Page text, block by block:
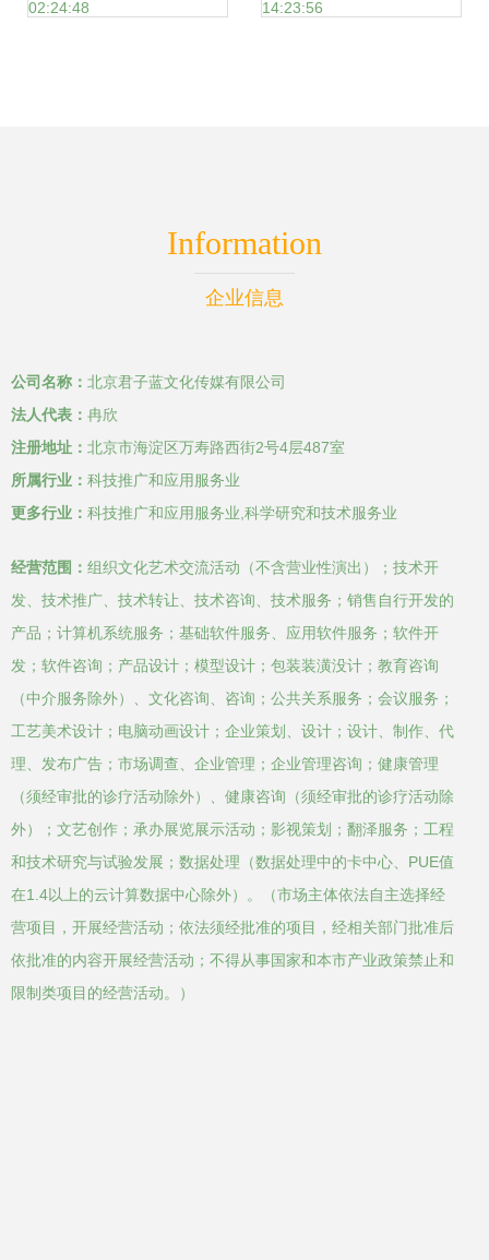
02:24:48 14:23:56
Information
企业信息
公司名称： 北京君子蓝文化传媒有限公司
法人代表： 冉欣
注册地址： 北京市海淀区万寿路西街2号4层487室
所属行业： 科技推广和应用服务业
更多行业： 科技推广和应用服务业,科学研究和技术服务业
经营范围： 组织文化艺术交流活动（不含营业性演出）；技术开
发、技术推广、技术转让、技术咨询、技术服务；销售自行开发的
产品；计算机系统服务；基础软件服务、应用软件服务；软件开
发；软件咨询；产品设计；模型设计；包装装潢没计；教育咨询
（中介服务除外）、文化咨询、咨询；公共关系服务；会议服务；
工艺美术设计；电脑动画设计；企业策划、设计；设计、制作、代
理、发布广告；市场调查、企业管理；企业管理咨询；健康管理
（须经审批的诊疗活动除外）、健康咨询（须经审批的诊疗活动除
外）；文艺创作；承办展览展示活动；影视策划；翻泽服务；工程
和技术研究与试验发展；数据处理（数据处理中的卡中心、PUE值
在1.4以上的云计算数据中心除外）。（市场主体依法自主选择经
营项目，开展经营活动；依法须经批准的项目，经相关部门批准后
依批准的内容开展经营活动；不得从事国家和本市产业政策禁止和
限制类项目的经营活动。）